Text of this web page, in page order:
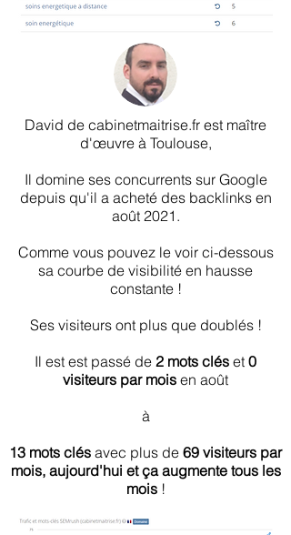
David de cabinetmaitrise.fr est maître
d'œuvre à Toulouse,
Il domine ses concurrents sur Google
depuis qu'il a acheté des backlinks en
août 2021.
Comme vous pouvez le voir ci-dessous
sa courbe de visibilité en hausse
constante !
Ses visiteurs ont plus que doublés !
Il est est passé de 2 mots clés et 0
visiteurs par mois en août
à
13 mots clés avec plus de 69 visiteurs par
mois, aujourd'hui et ça augmente tous les
mois!